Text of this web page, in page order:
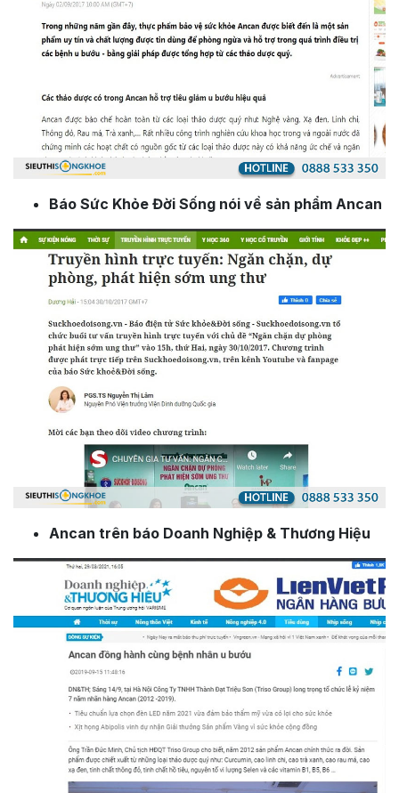
Báo Sức Khỏe Đời Sống nói về sản phẩm Ancan
Ancan trên báo Doanh Nghiệp & Thương Hiệu